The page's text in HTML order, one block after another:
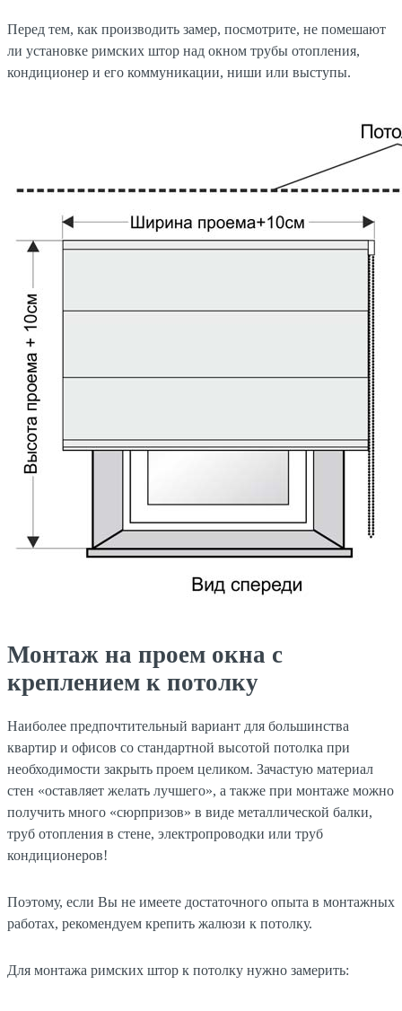
Перед тем, как производить замер, посмотрите, не помешают
ли установке римских штор над окном трубы отопления,
кондиционер и его коммуникации, ниши или выступы.
Монтаж на проем окна с
креплением к потолку
Наиболее предпочтительный вариант для большинства
квартир и офисов со стандартной высотой потолка при
необходимости закрыть проем целиком. Зачастую материал
стен «оставляет желать лучшего», а также при монтаже можно
получить много «сюрпризов» в виде металлической балки,
труб отопления в стене, электропроводки или труб
кондиционеров!
Поэтому, если Вы не имеете достаточного опыта в монтажных
работах, рекомендуем крепить жалюзи к потолку.
Для монтажа римских штор к потолку нужно замерить: